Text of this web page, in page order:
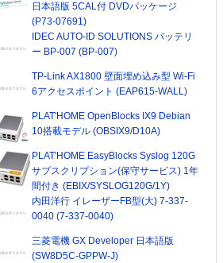
日本語版 5CAL付 DVDパッケージ
(P73-07691)
IDEC AUTO-ID SOLUTIONS バッテリ
ー BP-007 (BP-007)
TP-Link AX1800 壁面埋め込み型 Wi-Fi
6アクセスポイント (EAP615-WALL)
PLAT'HOME OpenBlocks IX9 Debian
10搭載モデル (OBSIX9/D10A)
PLAT'HOME EasyBlocks Syslog 120G
サブスクリプション(保守サービス) 1年
間付き (EBIX/SYSLOG120G/1Y)
内田洋行 イレーザーFB型(大) 7-337-
0040 (7-337-0040)
三菱電機 GX Developer 日本語版
(SW8D5C-GPPW-J)